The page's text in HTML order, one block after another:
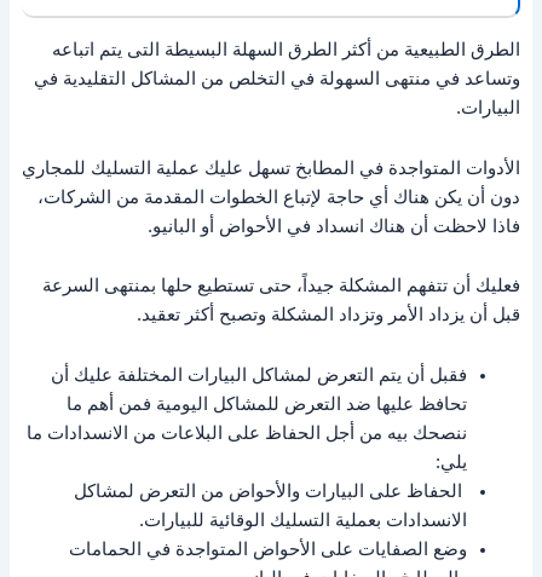
الطرق الطبيعية من أكثر الطرق السهلة البسيطة التى يتم اتباعه
وتساعد في منتهى السهولة في التخلص من المشاكل التقليدية في
البيارات.
الأدوات المتواجدة في المطابخ تسهل عليك عملية التسليك للمجاري
دون أن يكن هناك أي حاجة لإتباع الخطوات المقدمة من الشركات،
فاذا لاحظت أن هناك انسداد في الأحواض أو البانيو.
فعليك أن تتفهم المشكلة جيداً، حتى تستطيع حلها بمنتهى السرعة
قبل أن يزداد الأمر وتزداد المشكلة وتصبح أكثر تعقيد.
فقبل أن يتم التعرض لمشاكل البيارات المختلفة عليك أن
تحافظ عليها ضد التعرض للمشاكل اليومية فمن أهم ما
ننصحك بيه من أجل الحفاظ على البلاعات من الانسدادات ما
يلي:
الحفاظ على البيارات والأحواض من التعرض لمشاكل
الانسدادات بعملية التسليك الوقائية للبيارات.
وضع الصفايات على الأحواض المتواجدة في الحمامات